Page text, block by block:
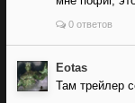
0 ответов
Eotas
Там трейлер